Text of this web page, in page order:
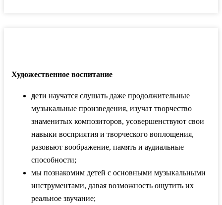
Художественное воспитание
дети научатся слушать даже продолжительные
музыкальные произведения, изучат творчество
знаменитых композиторов, усовершенствуют свои
навыки восприятия и творческого воплощения,
разовьют воображение, память и аудиальные
способности;
мы познакомим детей с основными музыкальными
инструментами, давая возможность ощутить их
реальное звучание;